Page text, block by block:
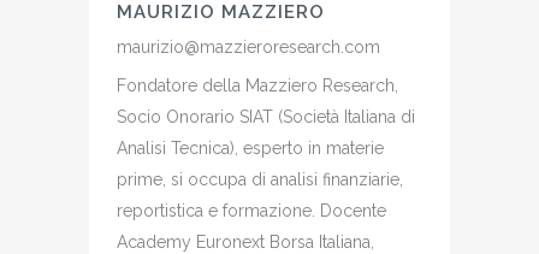
MAURIZIO MAZZIERO
maurizio@mazzieroresearch.com
Fondatore della Mazziero Research,
Socio Onorario SIAT (Società Italiana di
Analisi Tecnica), esperto in materie
prime, si occupa di analisi finanziarie,
reportistica e formazione. Docente
Academy Euronext Borsa Italiana,